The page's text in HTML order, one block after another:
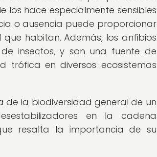
los hace especialmente sensibles
o ausencia puede proporcionar
habitan. Además, los anfibios
insectos, y son una fuente de
en diversos ecosistemas
de la biodiversidad general de un
en la cadena
resalta la importancia de su